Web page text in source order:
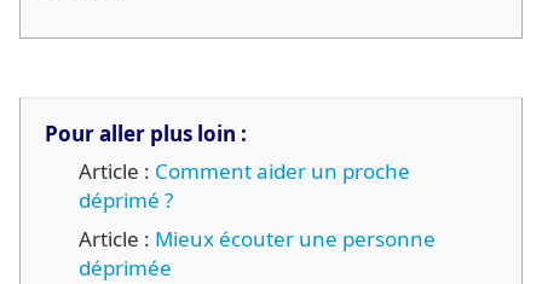
Pour aller plus loin :
Article : Comment aider un proche
déprimé ?
Article : Mieux écouter une personne
déprimée